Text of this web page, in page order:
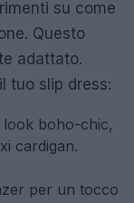
su come
Questo
adattato.
tuo slip dress:
look boho-chic,
cardigan.
per un tocco